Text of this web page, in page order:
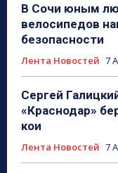
В Сочи юным
велосипедов
безопасности
Лента Новостей 7
Сергей
«Краснодар»
кои
Лента Новостей 7